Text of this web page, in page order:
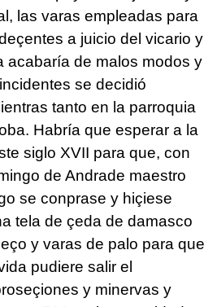
las varas empleadas para
a juicio del vicario y
acabaría de malos modos y
se decidió
tanto en la parroquia
Habría que esperar a la
siglo XVII para que, con
de Andrade maestro
se conprase y hiçiese
tela de çeda de damasco
y varas de palo para que
pudiere salir el
y minervas y